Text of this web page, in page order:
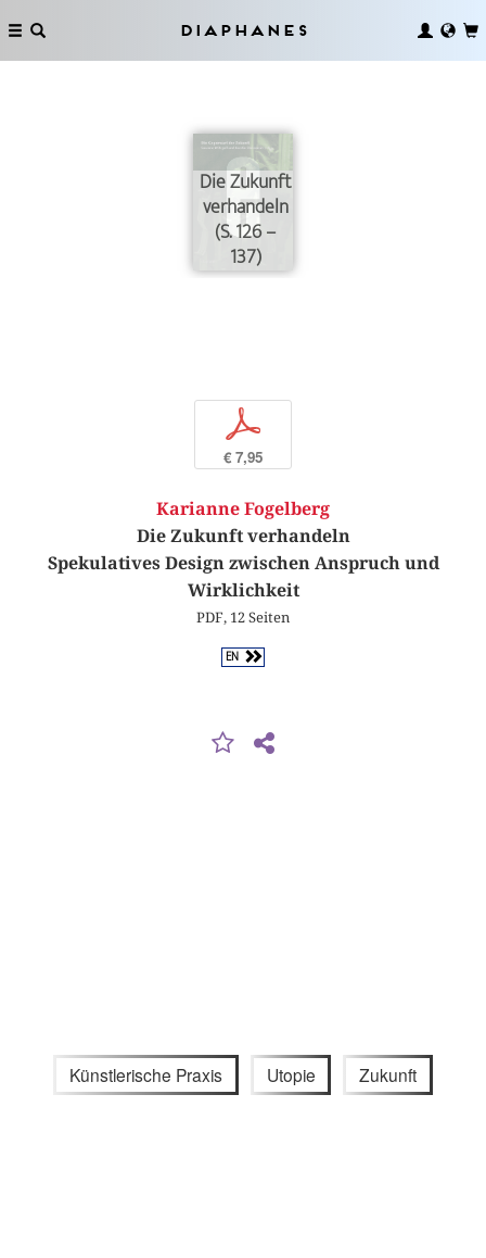
Diaphanes
Die Zukunft
verhandeln
(S. 126 –
137)
p
€ 7,95
Karianne Fogelberg
Die Zukunft verhandeln
Spekulatives Design zwischen Anspruch und
Wirklichkeit
PDF, 12 Seiten
EN
Künstlerische Praxis Utopie Zukunft